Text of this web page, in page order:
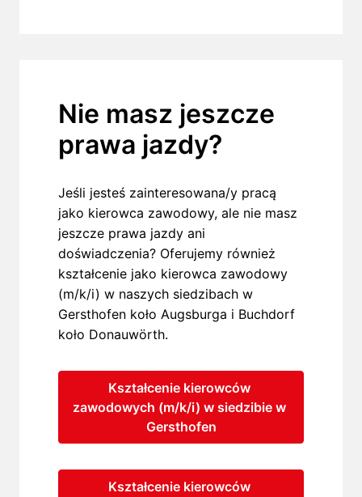
Nie masz jeszcze
prawa jazdy?
Jeśli jesteś zainteresowana/y pracą
jako kierowca zawodowy, ale nie masz
jeszcze prawa jazdy ani
doświadczenia? Oferujemy również
kształcenie jako kierowca zawodowy
(m/k/i) w naszych siedzibach w
Gersthofen koło Augsburga i Buchdorf
koło Donauwörth.
Kształcenie kierowców
zawodowych (m/k/i) w siedzibie w
Gersthofen
Kształcenie kierowców